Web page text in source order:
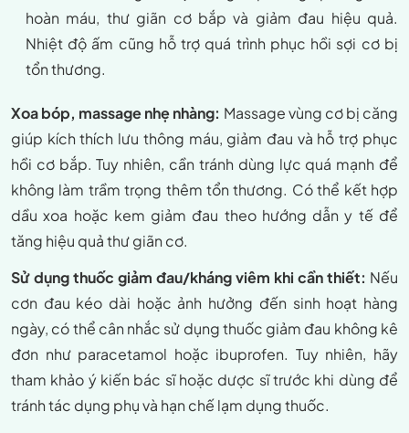
hoàn máu, thư giãn cơ bắp và giảm đau hiệu quả.
Nhiệt độ ấm cũng hỗ trợ quá trình phục hồi sợi cơ bị
tổn thương.
Xoa bóp, massage nhẹ nhàng: Massage vùng cơ bị căng
giúp kích thích lưu thông máu, giảm đau và hỗ trợ phục
hồi cơ bắp. Tuy nhiên, cần tránh dùng lực quá mạnh để
không làm trầm trọng thêm tổn thương. Có thể kết hợp
dầu xoa hoặc kem giảm đau theo hướng dẫn y tế để
tăng hiệu quả thư giãn cơ.
Sử dụng thuốc giảm đau/kháng viêm khi cần thiết: Nếu
cơn đau kéo dài hoặc ảnh hưởng đến sinh hoạt hàng
ngày, có thể cân nhắc sử dụng thuốc giảm đau không kê
đơn như paracetamol hoặc ibuprofen. Tuy nhiên, hãy
tham khảo ý kiến bác sĩ hoặc dược sĩ trước khi dùng để
tránh tác dụng phụ và hạn chế lạm dụng thuốc.